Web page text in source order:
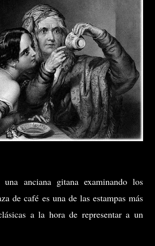
anciana gitana examinando los
de café es una de las estampas más
a la hora de representar a un